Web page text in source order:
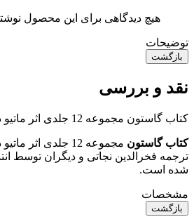
هیچ دیدگاهی برای این محصول
توضیحات
بازگشت
نقد و بررسی
کتاب گاستون مجموعه 12 جلدی اثر ماتیو دولوبیه
کتاب گاستون
مجموعه 12 جلدی اثر
ترجمه فخرالدین نجاتی و دیگران توسط
شده است.
مشخصات
بازگشت